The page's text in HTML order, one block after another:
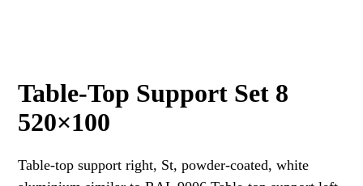
Table-Top Support Set 8
520×100
Table-top support right, St, powder-coated, white